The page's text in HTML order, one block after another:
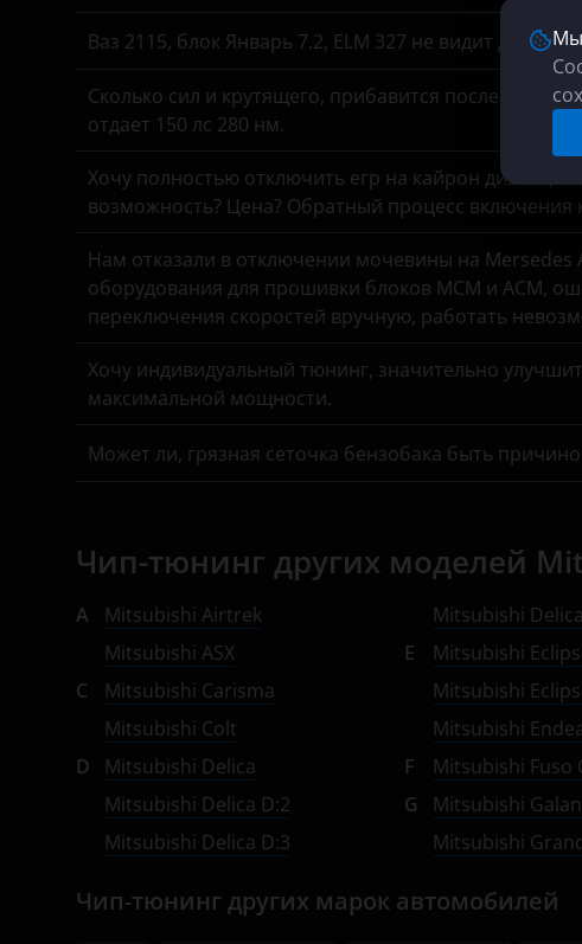
Мы
Lexus
Luxgen
Mazda
Mercedes
MINI
Mitsubishi
Nissan
Omoda
Opel
Porsche
Renault
Saab
Seat
Skoda
Smart
Ваз 2115, блок Январь 7.2, ELM 327 не видит данных
Сколько сил и крутящего, прибавится после чипа
отдает 150 лс 280 нм.
Хочу полностью отключить егр на кайрон дизель,
возможность? Цена? Обратный процесс включения
Нам отказали в отключении мочевины на Mersedes
оборудования для прошивки блоков MCM и ACM,
переключения скоростей вручную, работать
Хочу индивидуальный тюнинг, значительно
максимальной мощности.
Может ли, грязная сеточка бензобака быть
Чип-тюнинг других моделей
A
Mitsubishi Airtrek
Mitsubishi ASX
C
Mitsubishi Carisma
Mitsubishi Colt
D
Mitsubishi Delica
Mitsubishi Delica D:2
Mitsubishi Delica D:3
Mitsubishi
E
Mitsubishi
Mitsubishi
Mitsubishi
F
Mitsubishi Fuso
G
Mitsubishi
Mitsubishi
Чип-тюнинг других марок автомобилей